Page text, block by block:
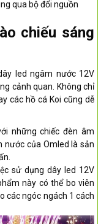
qua bộ đổi nguồn
chiếu sáng
led ngâm nước 12V
cảnh quan. Không chỉ
các hồ cá Koi cũng dễ
những chiếc đèn âm
nước của Omled là sản
sử dụng dây led 12V
này có thể bo viên
các ngóc ngách 1 cách